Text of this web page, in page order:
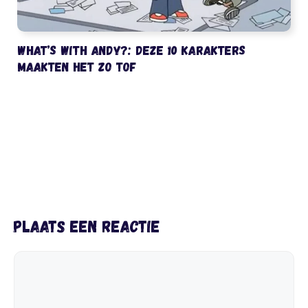
What’s with Andy?: deze 10 karakters
maakten het zo tof
Plaats een reactie